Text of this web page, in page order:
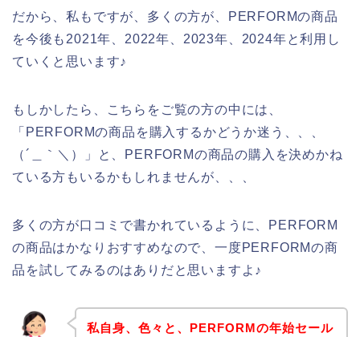
だから、私もですが、多くの方が、PERFORMの商品
を今後も2021年、2022年、2023年、2024年と利用し
ていくと思います♪
もしかしたら、こちらをご覧の方の中には、
「PERFORMの商品を購入するかどうか迷う、、、
（´＿｀＼）」と、PERFORMの商品の購入を決めかね
ている方もいるかもしれませんが、、、
多くの方が口コミで書かれているように、PERFORM
の商品はかなりおすすめなので、一度PERFORMの商
品を試してみるのはありだと思いますよ♪
私自身、色々と、PERFORMの年始セール